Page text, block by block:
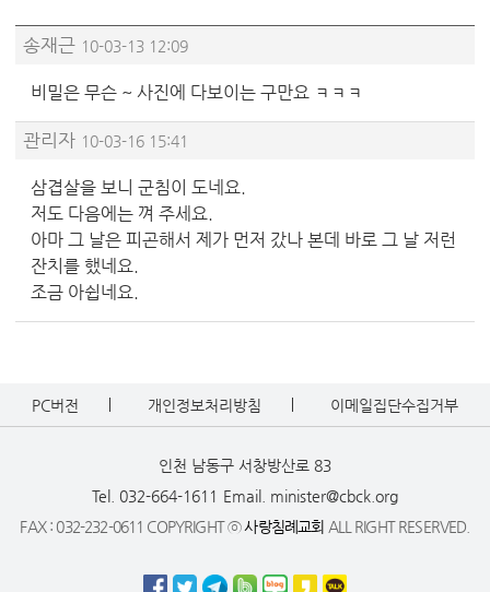
송재근 10-03-13 12:09
비밀은 무슨 ~ 사진에 다보이는 구만요 ㅋㅋㅋ
관리자 10-03-16 15:41
삼겹살을 보니 군침이 도네요.
저도 다음에는 껴 주세요.
아마 그 날은 피곤해서 제가 먼저 갔나 본데 바로 그 날 저런
잔치를 했네요.
조금 아쉽네요.
PC버전 개인정보처리방침 이메일집단수집거부
인천 남동구 서창방산로 83
Tel. 032-664-1611 Email. minister@cbck.org
FAX : 032-232-0611 COPYRIGHT ⓒ사랑침례교회 ALL RIGHT RESERVED.